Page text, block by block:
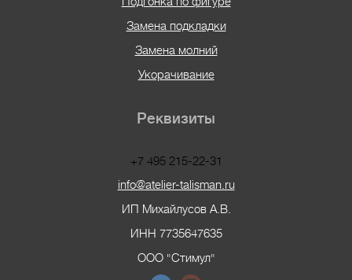
Замена подкладки
Замена молний
Укорачивание
Реквизиты
+7 495 215-22-31
info@atelier-talisman.ru
ИП Михайлусов А.В.
ИНН 7735647635
ООО "Стимул"